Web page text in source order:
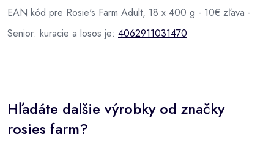
EAN kód pre Rosie's Farm Adult, 18 x 400 g - 10€ zľava -
Senior: kuracie a losos je: 4062911031470
Hľadáte dalšie výrobky od značky
rosies farm?